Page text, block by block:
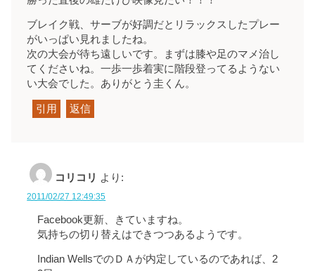
ブレイク戦、サーブが好調だとリラックスしたプレー
がいっぱい見れましたね。
次の大会が待ち遠しいです。まずは膝や足のマメ治し
てくださいね。一歩一歩着実に階段登ってるようない
い大会でした。ありがとう圭くん。
引用 返信
コリコリ より:
2011/02/27 12:49:35
Facebook更新、きていますね。
気持ちの切り替えはできつつあるようです。
Indian WellsでのＤＡが内定しているのであれば、2